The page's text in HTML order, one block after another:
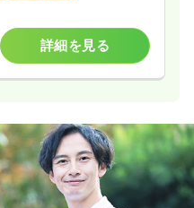
詳細を見る